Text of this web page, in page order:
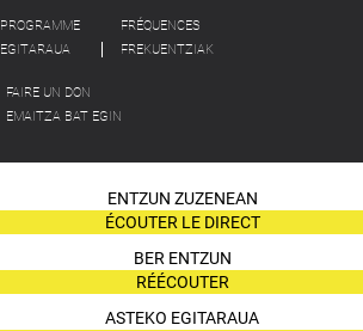
PROGRAMME
EGITARAUA
FRÉQUENCES
FREKUENTZIAK
FAIRE UN DON
EMAITZA BAT EGIN
ENTZUN ZUZENEAN
ÉCOUTER LE DIRECT
BER ENTZUN
RÉÉCOUTER
ASTEKO EGITARAUA